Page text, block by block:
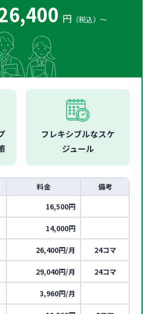
円 （税込）〜
フレキシブルなスケ
ジュール
料金
備考
16,500円
14,000円
26,400円/月 24コマ
29,040円/月 24コマ
3,960円/月